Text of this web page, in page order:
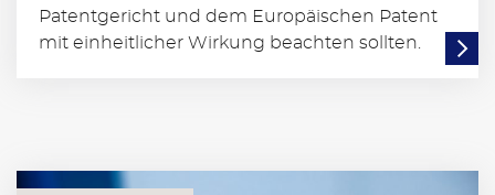
Patentgericht und dem Europäischen Patent
mit einheitlicher Wirkung beachten sollten.